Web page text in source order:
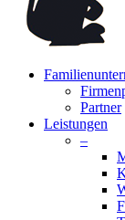
search
Menu
Partner
Leistungen
–